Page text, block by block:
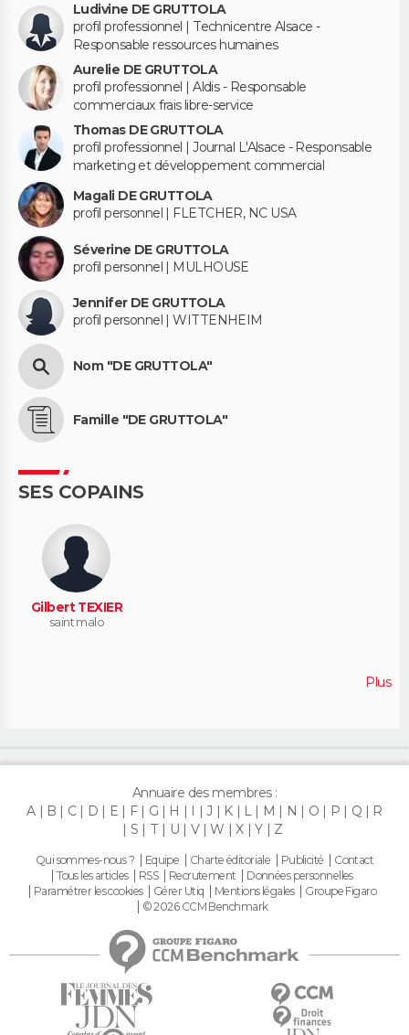
Ludivine DE GRUTTOLA
profil professionnel | Technicentre Alsace -
Responsable ressources humaines
Aurelie DE GRUTTOLA
profil professionnel | Aldis - Responsable
commerciaux frais libre-service
Thomas DE GRUTTOLA
profil professionnel | Journal L'Alsace - Responsable
marketing et développement commercial
Magali DE GRUTTOLA
profil personnel | FLETCHER, NC USA
Séverine DE GRUTTOLA
profil personnel | MULHOUSE
Jennifer DE GRUTTOLA
profil personnel | WITTENHEIM
Nom "DE GRUTTOLA"
Famille "DE GRUTTOLA"
SES COPAINS
Gilbert TEXIER
saint malo
Plus
Annuaire des membres :
A
B C D E F G H I J K L M N O P Q
R
S
T U V W X Y Z
Qui sommes-nous ? Equipe Charte éditoriale Publicité
Contact
Tous les articles
RSS Recrutement
Données personnelles
Paramétrer les cookies
Gérer Utiq Mentions légales
Groupe Figaro
© 2026 CCM Benchmark